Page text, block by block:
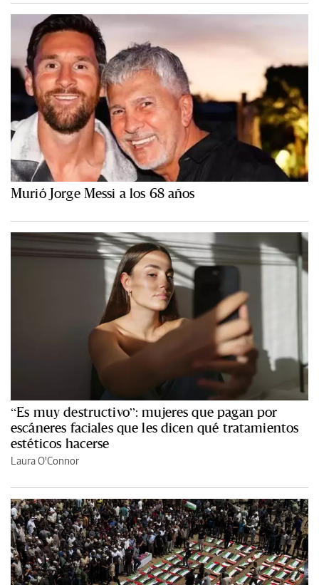
Murió Jorge Messi a los 68 años
“Es muy destructivo”: mujeres que pagan por
escáneres faciales que les dicen qué tratamientos
estéticos hacerse
Laura O'Connor